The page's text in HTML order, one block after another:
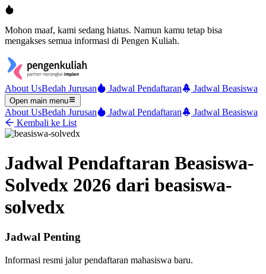
Mohon maaf, kami sedang hiatus. Namun kamu tetap bisa
mengakses semua informasi di Pengen Kuliah.
About UsBedah Jurusan Jadwal Pendaftaran Jadwal Beasiswa
Open main menu
About UsBedah Jurusan Jadwal Pendaftaran
Jadwal Beasiswa
Kembali ke List
Jadwal Pendaftaran Beasiswa-
Solvedx 2026 dari beasiswa-
solvedx
Jadwal Penting
Informasi resmi jalur pendaftaran mahasiswa baru.